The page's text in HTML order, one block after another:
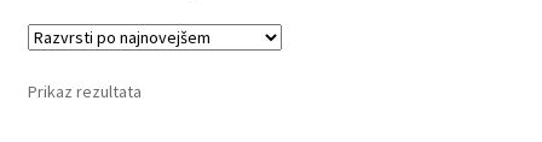
Košarica
Moj račun
Prikaz rezultata